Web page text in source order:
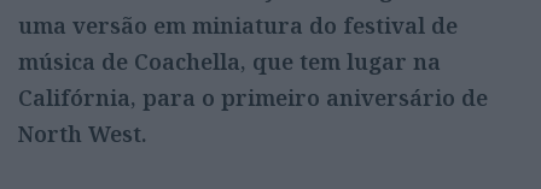
uma versão em miniatura do festival de
música de Coachella, que tem lugar na
Califórnia, para o primeiro aniversário de
North West.